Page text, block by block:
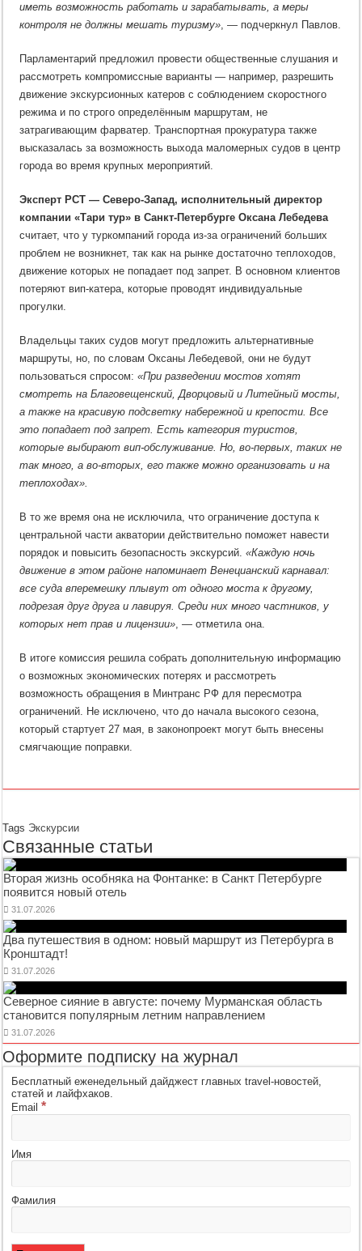
иметь возможность работать и зарабатывать, а меры
контроля не должны мешать туризму», — подчеркнул Павлов.
Парламентарий предложил провести общественные слушания и
рассмотреть компромиссные варианты — например, разрешить
движение экскурсионных катеров с соблюдением скоростного
режима и по строго определённым маршрутам, не
затрагивающим фарватер. Транспортная прокуратура также
высказалась за возможность выхода маломерных судов в центр
города во время крупных мероприятий.
Эксперт РСТ — Северо-Запад, исполнительный директор
компании «Тари тур» в Санкт-Петербурге Оксана Лебедева
считает, что у туркомпаний города из-за ограничений больших
проблем не возникнет, так как на рынке достаточно теплоходов,
движение которых не попадает под запрет. В основном клиентов
потеряют вип-катера, которые проводят индивидуальные
прогулки.
Владельцы таких судов могут предложить альтернативные
маршруты, но, по словам Оксаны Лебедевой, они не будут
пользоваться спросом:«При разведении мостов хотят
смотреть на Благовещенский, Дворцовый и Литейный мосты,
а также на красивую подсветку набережной и крепости. Все
это попадает под запрет. Есть категория туристов,
которые выбирают вип-обслуживание. Но, во-первых, таких не
так много, а во-вторых, его также можно организовать и на
теплоходах».
В то же время она не исключила, что ограничение доступа к
центральной части акватории действительно поможет навести
порядок и повысить безопасность экскурсий.«Каждую ночь
движение в этом районе напоминает Венецианский карнавал:
все суда вперемешку плывут от одного моста к другому,
подрезая друг друга и лавируя. Среди них много частников, у
которых нет прав и лицензии», — отметила она.
В итоге комиссия решила собрать дополнительную информацию
о возможных экономических потерях и рассмотреть
возможность обращения в Минтранс РФ для пересмотра
ограничений. Не исключено, что до начала высокого сезона,
который стартует 27 мая, в законопроект могут быть внесены
смягчающие поправки.
Tags Экскурсии
Связанные статьи
Вторая жизнь особняка на Фонтанке: в Санкт Петербурге
появится новый отель
31.07.2026
Два путешествия в одном: новый маршрут из Петербурга в
Кронштадт!
31.07.2026
Северное сияние в августе: почему Мурманская область
становится популярным летним направлением
31.07.2026
Оформите подписку на журнал
Бесплатный еженедельный дайджест главных travel-новостей,
статей и лайфхаков.
Email*
Имя
Фамилия